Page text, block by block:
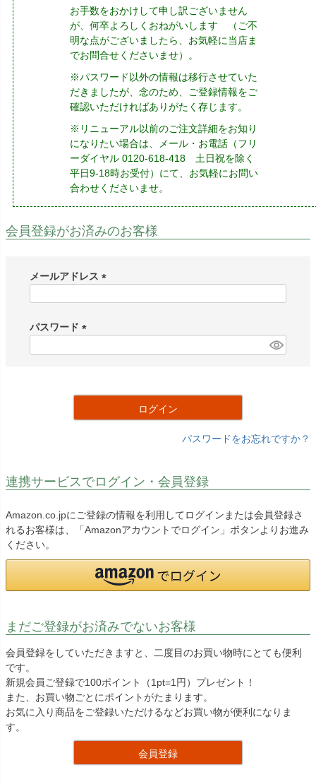
お手数をおかけして申し訳ございません
が、何卒よろしくおねがいします （ご不
明な点がございましたら、お気軽に当店ま
でお問合せくださいませ）。
※パスワード以外の情報は移行させていた
だきましたが、念のため、ご登録情報をご
確認いただければありがたく存じます。
※リニューアル以前のご注文詳細をお知り
になりたい場合は、メール・お電話（フリ
ーダイヤル 0120-618-418 土日祝を除く
平日9-18時お受付）にて、お気軽にお問い
合わせくださいませ。
会員登録がお済みのお客様
メールアドレス
)
パスワード
ログイン
パスワードをお忘れですか？
連携サービスでログイン・会員登録
Amazon.co.jpにご登録の情報を利用してログインまたは会員登録さ
れるお客様は、「Amazonアカウントでログイン」ボタンよりお進み
ください。
まだご登録がお済みでないお客様
会員登録をしていただきますと、二度目のお買い物時にとても便利
です。
新規会員ご登録で100ポイント（1pt=1円）プレゼント！
また、お買い物ごとにポイントがたまります。
お気に入り商品をご登録いただけるなどお買い物が便利になりま
す。
会員登録